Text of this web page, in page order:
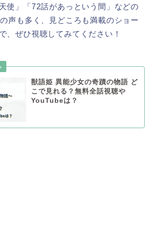
使」「72話があっという間」などの
声も多く、見どころも満載のショー
、ぜひ視聴してみてください！
獣語姫 異能少女の奇蹟の物語 ど
こで見れる？無料全話視聴や
YouTubeは？